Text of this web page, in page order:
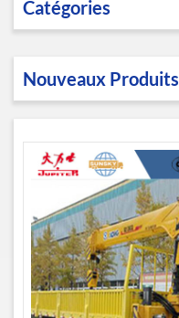
Catégories
Nouveaux Produits